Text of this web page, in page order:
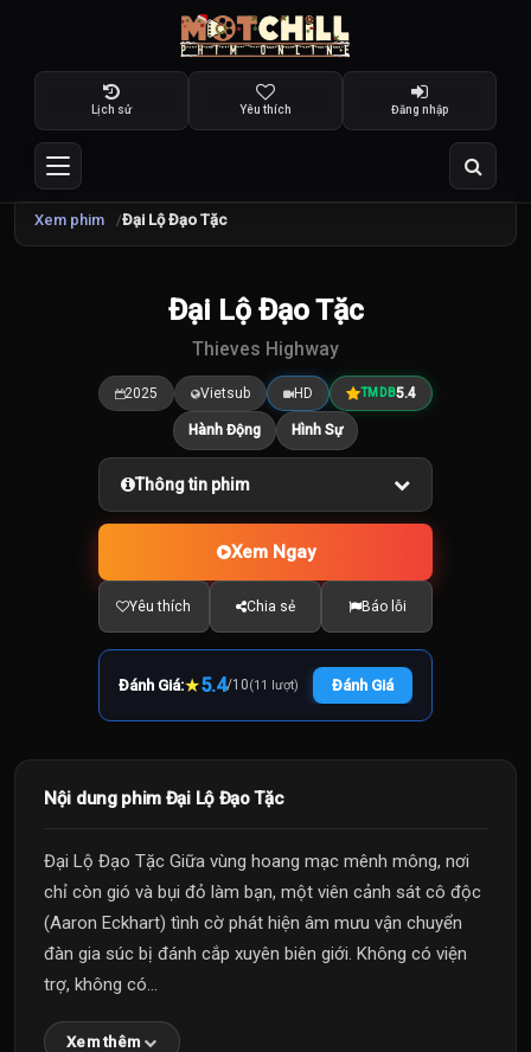
Lịch sử Yêu thích Đăng nhập
Xem phim Đại Lộ Đạo Tặc
Đại Lộ Đạo Tặc
Thieves Highway
2025 Vietsub HD TMDB5.4
Hành Động Hình Sự
Thông tin phim
Xem Ngay
Yêu thích Chia sẻ Báo lỗi
Đánh Giá:★5.4/10(11 lượt) Đánh Giá
Nội dung phim Đại Lộ Đạo Tặc
Đại Lộ Đạo Tặc Giữa vùng hoang mạc mênh mông, nơi
chỉ còn gió và bụi đỏ làm bạn, một viên cảnh sát cô độc
(Aaron Eckhart) tình cờ phát hiện âm mưu vận chuyển
đàn gia súc bị đánh cắp xuyên biên giới. Không có viện
trợ, không có...
Xem thêm